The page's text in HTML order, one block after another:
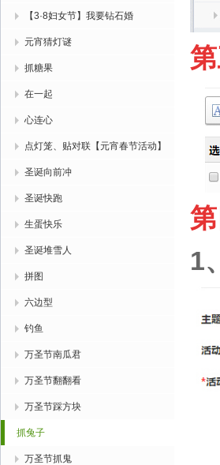
【3·8妇女节】我要钻石婚
元宵猜灯谜
抓糖果
在一起
心连心
点灯笼、贴对联【元宵春节活动】
圣诞向前冲
圣诞快跑
生蛋快乐
圣诞堆雪人
拼图
六边型
钓鱼
万圣节南瓜君
万圣节翻翻看
万圣节踩方块
抓兔子
万圣节抓鬼
1